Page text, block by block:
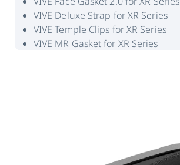
VIVE Deluxe Strap for XR Series
VIVE Temple Clips for XR Series
VIVE MR Gasket for XR Series